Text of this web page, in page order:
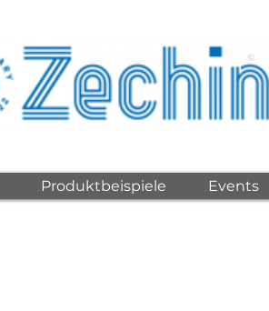
©
Produktbeispiele Events